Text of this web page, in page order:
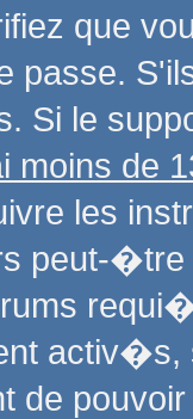
que
passe.
Si le
moins de
les
peut-
de